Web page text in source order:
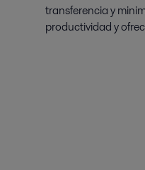
transferencia y
productividad y